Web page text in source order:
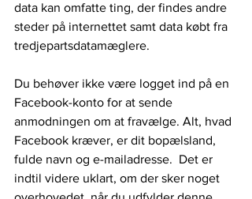
data kan omfatte ting, der findes andre
steder på internettet samt data købt fra
tredjepartsdatamæglere.
Du behøver ikke være logget ind på en
Facebook-konto for at sende
anmodningen om at fravælge. Alt, hvad
Facebook kræver, er dit bopælsland,
fulde navn og e-mailadresse.  Det er
indtil videre uklart, om der sker noget